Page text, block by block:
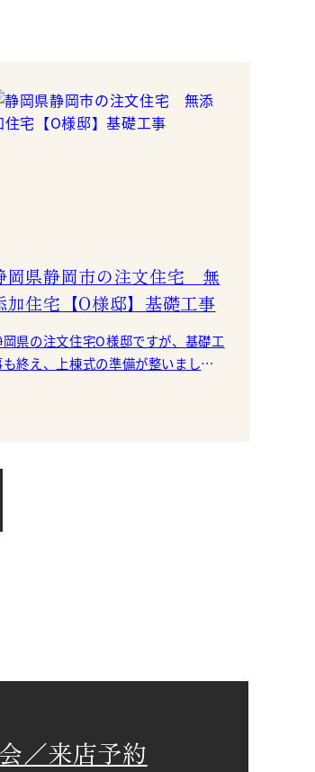
岡県静岡市の注文住宅 無
加住宅【O様邸】基礎工事
岡県の注文住宅O様邸ですが、基礎工
も終え、上棟式の準備が整いまし
／来店予約